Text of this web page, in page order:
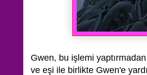
Gwen, bu işlemi
ve eşi ile birlikte Gwen'e